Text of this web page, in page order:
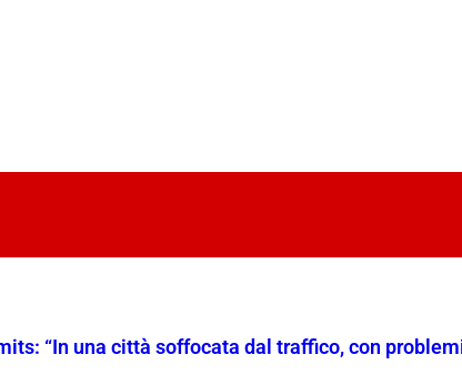
“In una città soffocata dal traffico, con